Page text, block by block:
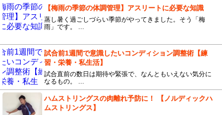
【梅雨の季節の体調管理】アスリートに必要な知識
蒸し暑く過ごしづらい季節がやってきました。そう「梅
雨」です。 ...
試合前1週間で意識したいコンディション調整術【練
習・栄養・私生活】
試合直前の数日は期待や緊張で、なんともいえない気分に
なるもの。 ...
ハムストリングスの肉離れ予防に！ 【ノルディックハ
ムストリングス】